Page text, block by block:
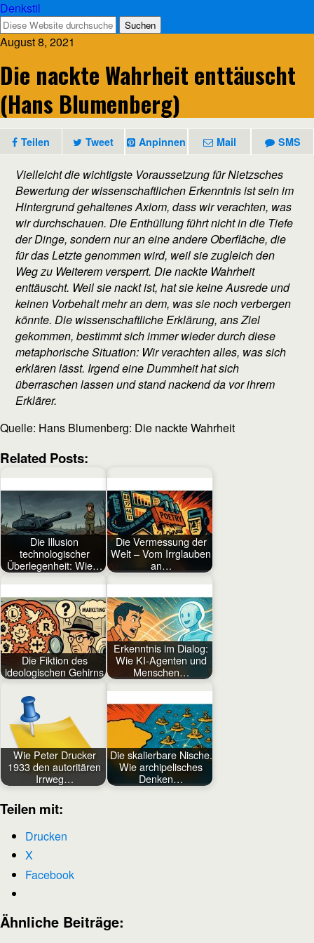
Denkstil
August 8, 2021
Die nackte Wahrheit enttäuscht
(Hans Blumenberg)
Teilen Tweet Anpinnen Mail SMS
Vielleicht die wichtigste Voraussetzung für Nietzsches
Bewertung der wissenschaftlichen Erkenntnis ist sein im
Hintergrund gehaltenes Axiom, dass wir verachten, was
wir durchschauen. Die Enthüllung führt nicht in die Tiefe
der Dinge, sondern nur an eine andere Oberfläche, die
für das Letzte genommen wird, weil sie zugleich den
Weg zu Weiterem versperrt. Die nackte Wahrheit
enttäuscht. Weil sie nackt ist, hat sie keine Ausrede und
keinen Vorbehalt mehr an dem, was sie noch verbergen
könnte. Die wissenschaftliche Erklärung, ans Ziel
gekommen, bestimmt sich immer wieder durch diese
metaphorische Situation: Wir verachten alles, was sich
erklären lässt. Irgend eine Dummheit hat sich
überraschen lassen und stand nackend da vor ihrem
Erklärer.
Quelle: Hans Blumenberg: Die nackte Wahrheit
Related Posts:
Die Illusion
technologischer
Überlegenheit: Wie…
Die Vermessung der
Welt – Vom Irrglauben
an…
Die Fiktion des
ideologischen Gehirns
Erkenntnis im Dialog:
Wie KI-Agenten und
Menschen…
Wie Peter Drucker
1933 den autoritären
Irrweg…
Die skalierbare Nische.
Wie archipelisches
Denken…
Teilen mit:
Drucken
X
Facebook
Ähnliche Beiträge: